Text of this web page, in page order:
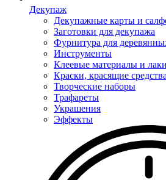
Декупаж
Декупажные карты и
Заготовки для декупажа
Фурнитура для
Инструменты
Клеевые материалы и лаки
Краски, красящие средства
Творческие наборы
Трафареты
Украшения
Эффекты